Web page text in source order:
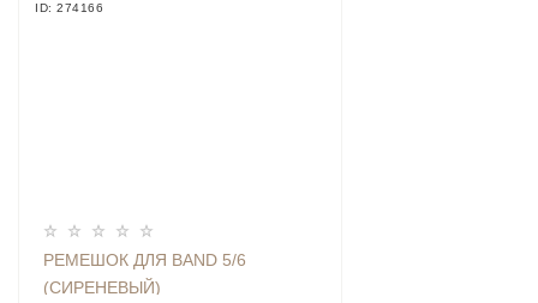
ID: 274166
РЕМЕШОК ДЛЯ BAND 5/6
(СИРЕНЕВЫЙ)